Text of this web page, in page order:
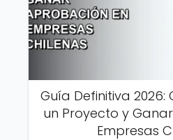
Guía Definitiva
un Proyecto y
Empresas